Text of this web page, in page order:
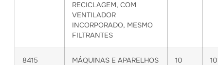
RECICLAGEM, COM
VENTILADOR
INCORPORADO, MESMO
FILTRANTES
8415
MÁQUINAS E APARELHOS
10